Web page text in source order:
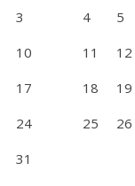
3
4 5
10
11 12
17
18 19
24
25 26
31